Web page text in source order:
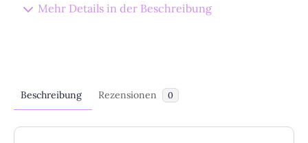
Mehr Details in der Beschreibung
Beschreibung Rezensionen 0